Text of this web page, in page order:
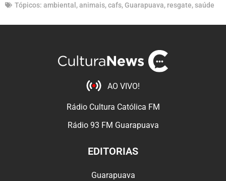
Tópicos: ambiental ,animais,cafs,Guarapuava, resgate, saúde
AO VIVO!
Rádio Cultura Católica FM
Rádio 93 FM Guarapuava
EDITORIAS
Guarapuava